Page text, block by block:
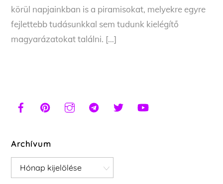
körül napjainkban is a piramisokat, melyekre egyre
fejlettebb tudásunkkal sem tudunk kielégítő
magyarázatokat találni. […]
Archívum
Archívum